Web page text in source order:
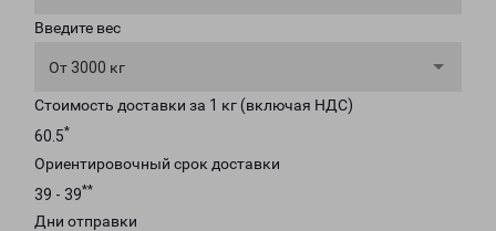
Введите вес
От 3000 кг
Стоимость доставки за 1 кг (включая НДС)
60.5*
Ориентировочный срок доставки
39 - 39**
Дни отправки